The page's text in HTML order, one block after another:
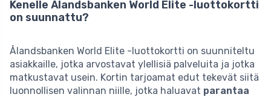
Kenelle Ålandsbanken World Elite -luottokortti
on suunnattu?
Ålandsbanken World Elite -luottokortti on suunniteltu
asiakkaille, jotka arvostavat ylellisiä palveluita ja jotka
matkustavat usein. Kortin tarjoamat edut tekevät siitä
luonnollisen valinnan niille, jotka haluavat parantaa